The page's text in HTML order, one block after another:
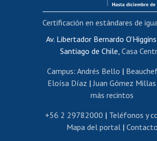
Bienestar del personal
Portal de movilidad interna
Certificado de renta
Certificado de renta
Editar páginas blancas
Extranjeras/os
Revalidación y reconocimiento de
Postulación al Programa de Movilidad
Av. Libertador Bernardo
Santiago de Chile, Casa
Campus: Andrés Bello |
Eloísa Díaz |Juan Gómez Millas
más recintos
+56 2 29782000 | Teléfonos y
Mapa del portal| Contacto
Certificación en estándares de